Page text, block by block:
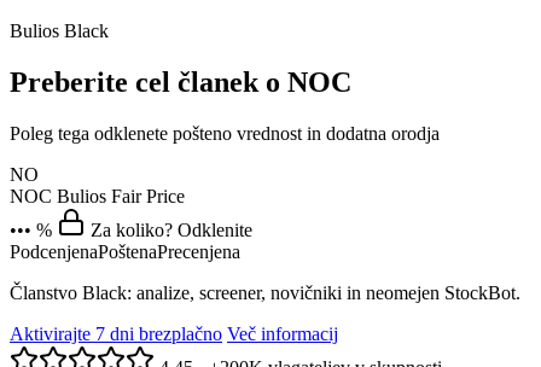
Bulios Black
Preberite cel članek o NOC
Poleg tega odklenete pošteno vrednost in dodatna orodja
NO
NOC Bulios Fair Price
••• %
Za koliko? Odklenite
PodcenjenaPoštenaPrecenjena
Članstvo Black: analize, screener, novičniki in neomejen StockBot.
Aktivirajte 7 dni brezplačno Več informacij